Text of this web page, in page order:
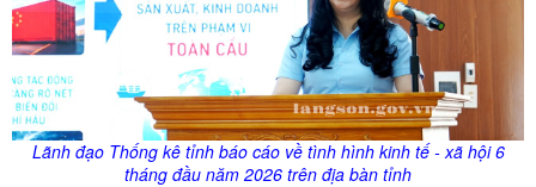
Lãnh đạo Thống kê tỉnh báo cáo về tình hình kinh tế - xã hội 6
tháng đầu năm 2026 trên địa bàn tỉnh